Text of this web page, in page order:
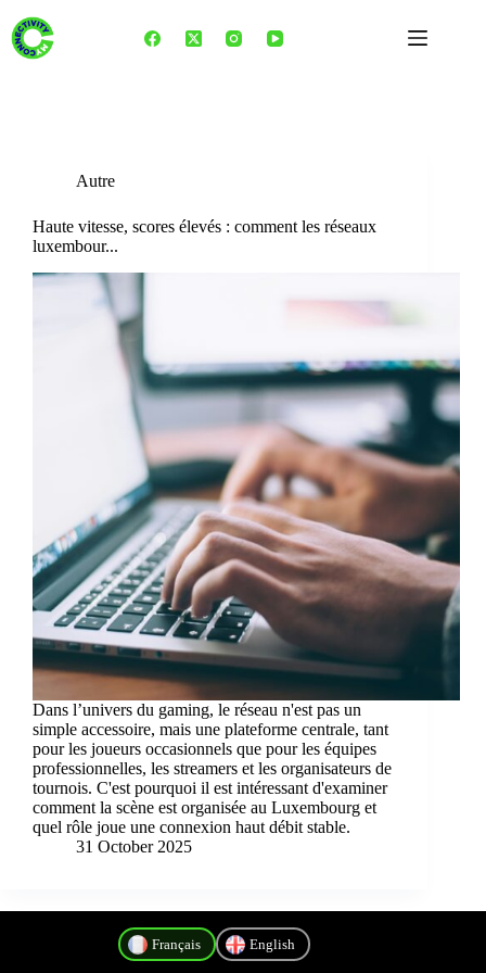
content
Autre
Haute vitesse, scores élevés : comment les réseaux
luxembour...
Dans l’univers du gaming, le réseau n'est pas un
simple accessoire, mais une plateforme centrale, tant
pour les joueurs occasionnels que pour les équipes
professionnelles, les streamers et les organisateurs de
tournois. C'est pourquoi il est intéressant d'examiner
comment la scène est organisée au Luxembourg et
quel rôle joue une connexion haut débit stable.
31 October 2025
Français English